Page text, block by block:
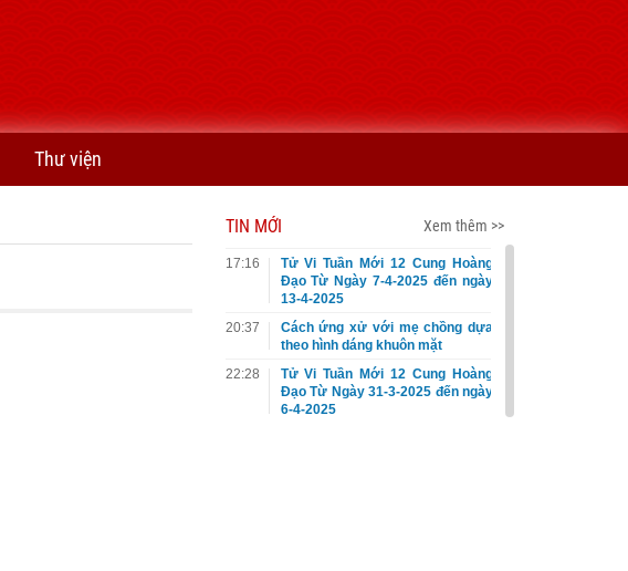
Thư viện
TIN MỚI Xem thêm >>
17:16
Tử Vi Tuần Mới 12 Cung Hoàng
Đạo Từ Ngày 7-4-2025 đến ngày
13-4-2025
20:37
Cách ứng xử với mẹ chồng dựa
theo hình dáng khuôn mặt
22:28
Tử Vi Tuần Mới 12 Cung Hoàng
Đạo Từ Ngày 31-3-2025 đến ngày
6-4-2025